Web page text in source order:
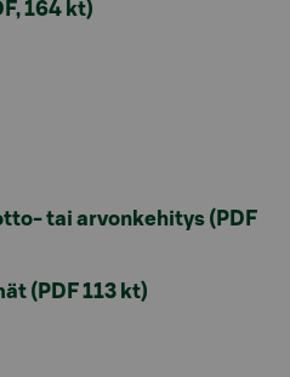
164 kt)
tai arvonkehitys (PDF
(PDF 113 kt)